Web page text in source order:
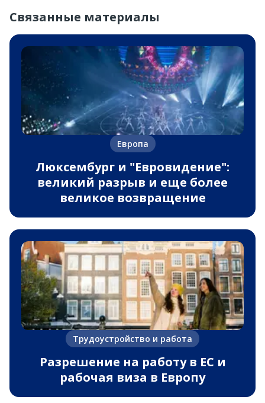
Связанные материалы
Европа
Люксембург и "Евровидение":
великий разрыв и еще более
великое возвращение
Трудоустройство и работа
Разрешение на работу в ЕС и
рабочая виза в Европу